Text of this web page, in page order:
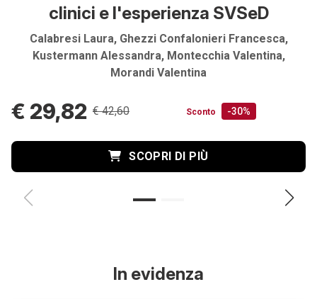
clinici e l'esperienza SVSeD
Calabresi Laura, Ghezzi Confalonieri Francesca,
Kustermann Alessandra, Montecchia Valentina,
Morandi Valentina
€ 29,82 € 42,60 Sconto -30%
SCOPRI DI PIÙ
In evidenza